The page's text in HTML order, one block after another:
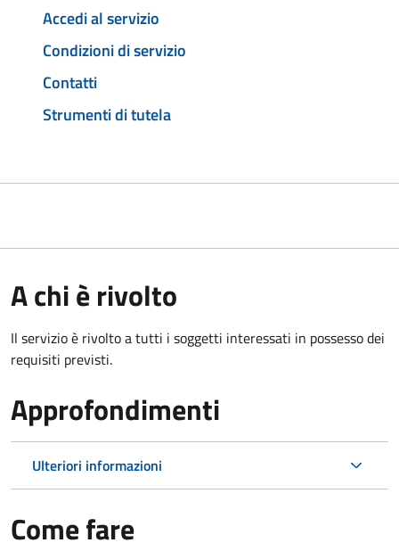
Accedi al servizio
Condizioni di servizio
Contatti
Strumenti di tutela
A chi è rivolto
Il servizio è rivolto a tutti i soggetti interessati in possesso dei
requisiti previsti.
Approfondimenti
Ulteriori informazioni
Come fare